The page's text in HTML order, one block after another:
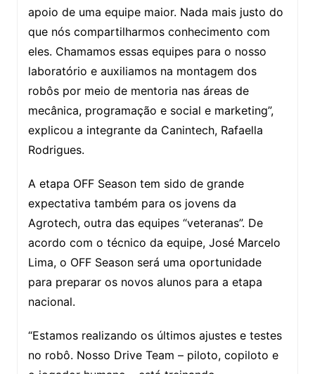
apoio de uma equipe maior. Nada mais justo do
que nós compartilharmos conhecimento com
eles. Chamamos essas equipes para o nosso
laboratório e auxiliamos na montagem dos
robôs por meio de mentoria nas áreas de
mecânica, programação e social e marketing”,
explicou a integrante da Canintech, Rafaella
Rodrigues.
A etapa OFF Season tem sido de grande
expectativa também para os jovens da
Agrotech, outra das equipes “veteranas”. De
acordo com o técnico da equipe, José Marcelo
Lima, o OFF Season será uma oportunidade
para preparar os novos alunos para a etapa
nacional.
“Estamos realizando os últimos ajustes e testes
no robô. Nosso Drive Team – piloto, copiloto e